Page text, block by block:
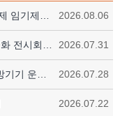
2026.08.06
2026.07.31
2026.07.28
2026.07.22